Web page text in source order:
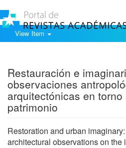
View Item
Restauración e
observaciones
arquitectónicas en
patrimonio
Restoration and urban
architectural observations on the